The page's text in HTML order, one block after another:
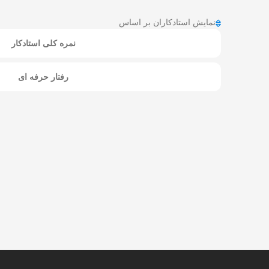
نمایش استادکاران بر اساس
نمره کلی استادکار
رفتار حرفه ای